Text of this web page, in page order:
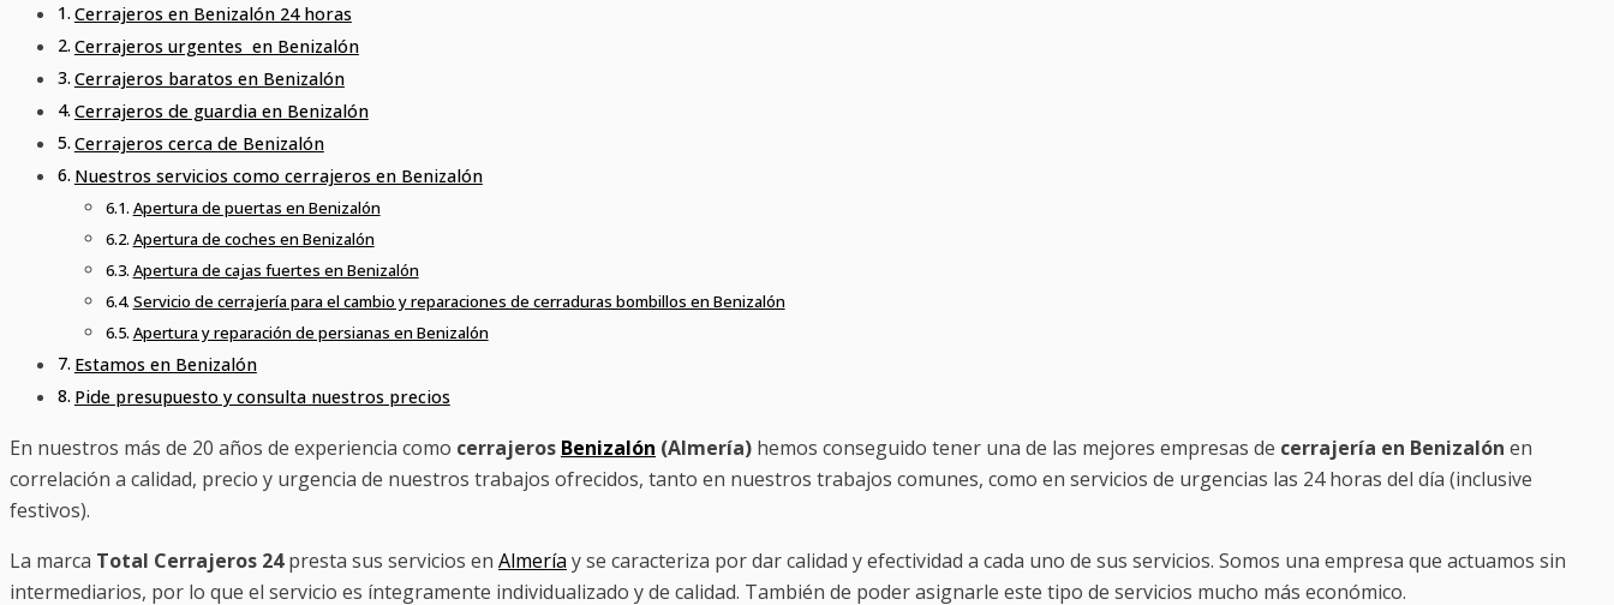
Cerrajeros en Benizalón 24 horas
Cerrajeros urgentes en Benizalón
Cerrajeros baratos en Benizalón
Cerrajeros de guardia en Benizalón
Cerrajeros cerca de Benizalón
Nuestros servicios como cerrajeros en Benizalón
Apertura de puertas en Benizalón
Apertura de coches en Benizalón
Apertura de cajas fuertes en Benizalón
Servicio de cerrajería para el cambio y reparaciones de cerraduras bombillos en Benizalón
Apertura y reparación de persianas en Benizalón
Estamos en Benizalón
Pide presupuesto y consulta nuestros precios
En nuestros más de 20 años de experiencia como cerrajeros Benizalón (Almería) hemos conseguido tener una de las mejores empresas de cerrajería en Benizalón en
correlación a calidad, precio y urgencia de nuestros trabajos ofrecidos, tanto en nuestros trabajos comunes, como en servicios de urgencias las 24 horas del día (inclusive
festivos).
La marca Total Cerrajeros 24presta sus servicios en Almería y se caracteriza por dar calidad y efectividad a cada uno de sus servicios. Somos una empresa que actuamos sin
intermediarios, por lo que el servicio es íntegramente individualizado y de calidad. También de poder asignarle este tipo de servicios mucho más económico.